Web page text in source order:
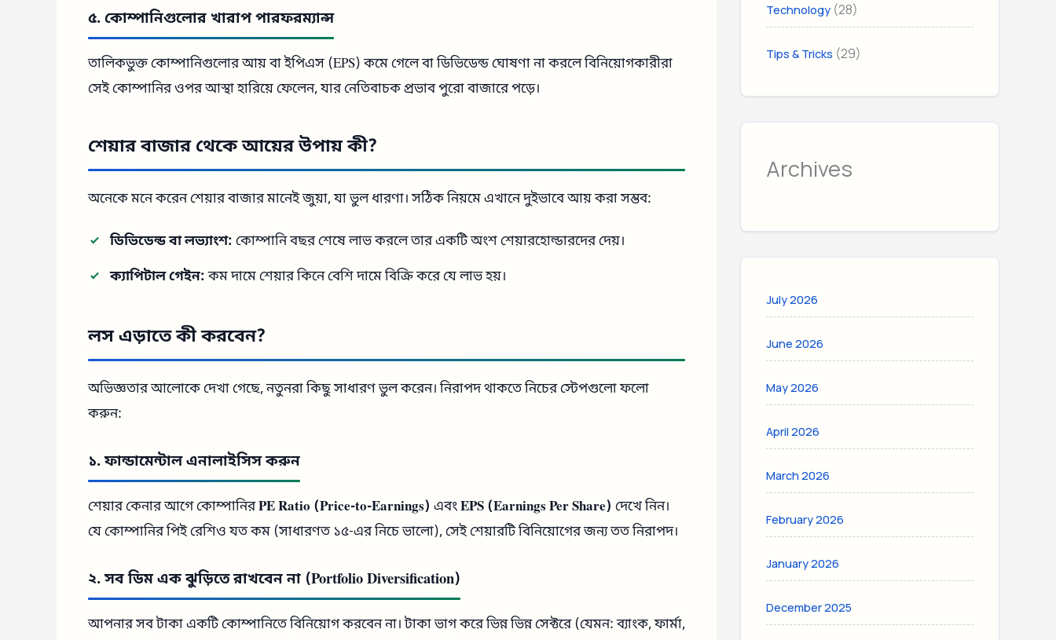
৫. কোম্পানিগুলোর খারাপ পারফরম্যান্স
তালিকভুক্ত কোম্পানিগুলোর আয় বা ইপিএস (EPS) কমে গেলে বা ডিভিডেন্ড ঘোষণা না করলে বিনিয়োগকারীরা
সেই কোম্পানির ওপর আস্থা হারিয়ে ফেলেন, যার নেতিবাচক প্রভাব পুরো বাজারে পড়ে।
শেয়ার বাজার থেকে আয়ের উপায় কী?
অনেকে মনে করেন শেয়ার বাজার মানেই জুয়া, যা ভুল ধারণা। সঠিক নিয়মে এখানে দুইভাবে আয় করা সম্ভব:
ডিভিডেন্ড বা লভ্যাংশ: কোম্পানি বছর শেষে লাভ করলে তার একটি অংশ শেয়ারহোল্ডারদের দেয়।
ক্যাপিটাল গেইন:কম দামে শেয়ার কিনে বেশি দামে বিক্রি করে যে লাভ হয়।
লস এড়াতে কী করবেন?
অভিজ্ঞতার আলোকে দেখা গেছে, নতুনরা কিছু সাধারণ ভুল করেন। নিরাপদ থাকতে নিচের স্টেপগুলো ফলো
করুন:
১. ফান্ডামেন্টাল এনালাইসিস করুন
শেয়ার কেনার আগে কোম্পানিরPE Ratio (Price-to-Earnings) এবংEPS (Earnings Per Share) দেখে নিন।
যে কোম্পানির পিই রেশিও যত কম (সাধারণত ১৫-এর নিচে ভালো), সেই শেয়ারটি বিনিয়োগের জন্য তত নিরাপদ।
২. সব ডিম এক ঝুড়িতে রাখবেন না (Portfolio Diversification)
আপনার সব টাকা একটি কোম্পানিতে বিনিয়োগ করবেন না। টাকা ভাগ করে ভিন্ন ভিন্ন সেক্টরে (যেমন: ব্যাংক, ফার্মা,
Technology (28)
Tips & Tricks (29)
Archives
July 2026
June 2026
May 2026
April 2026
March 2026
February 2026
January 2026
December 2025